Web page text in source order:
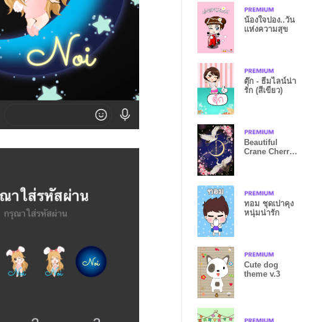
น้องใจปอง..วัน
แห่งความสุข
ตุ๊ก - ธีมไลน์น่า
รัก (สีเขียว)
Beautiful
Crane Cherry
ทอม ชุดเปาคุง
หนุ่มน่ารัก
Cute dog
theme v.3